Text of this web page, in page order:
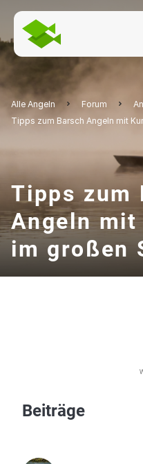
Alle Angeln Forum
Tipps zum Barsch Angeln mit
Tipps zum
Angeln
im großen
Beiträge